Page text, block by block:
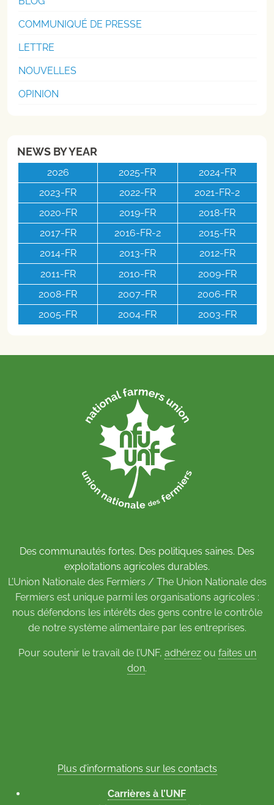
COMMUNIQUÉ DE PRESSE
LETTRE
NOUVELLES
OPINION
NEWS BY YEAR
2026 2025-FR
2024-FR
2023-FR
2022-FR
2021-FR-2
2020-FR
2019-FR
2018-FR
2017-FR
2016-FR-2
2015-FR
2014-FR
2013-FR
2012-FR
2011-FR
2010-FR
2009-FR
2008-FR
2007-FR
2006-FR
2005-FR
2004-FR 2003-FR
Des communautés fortes. Des politiques saines. Des
exploitations agricoles durables.
L’Union Nationale des Fermiers / The Union Nationale des
Fermiers est unique parmi les organisations agricoles :
nous défendons les intérêts des gens contre le contrôle
de notre système alimentaire par les entreprises.
Pour soutenir le travail de l’UNF, adhérezou faites un
don.
Plus d’informations sur les contacts
Carrières à l’UNF